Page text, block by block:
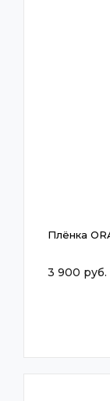
Плёнка
3 900 руб.